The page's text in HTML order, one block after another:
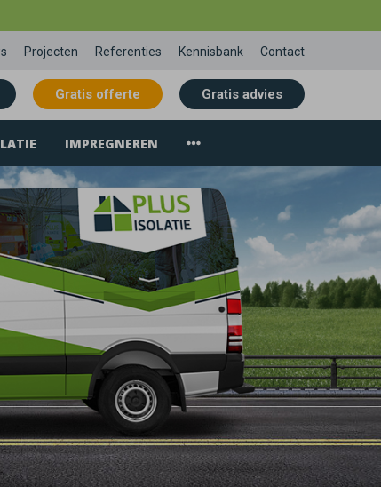
Projecten Referenties Kennisbank Contact
Gratis offerte Gratis advies
IMPREGNEREN